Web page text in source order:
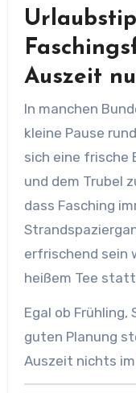
Auszeit
In manchen
kleine Pause
sich eine frische
und dem Trubel
dass Fasching
erfrischend sein
heißem Tee
Egal ob Frühling,
guten Planung
Auszeit nichts